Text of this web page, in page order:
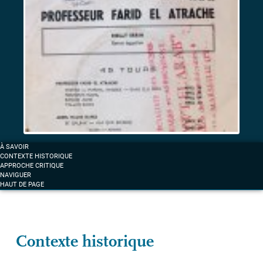
africains
d’exil
surveillance
Label «La
voix
des
arabes
la
fait
À SAVOIR
CONTEXTE HISTORIQUE
APPROCHE CRITIQUE
NAVIGUER
HAUT DE PAGE
Contexte historique